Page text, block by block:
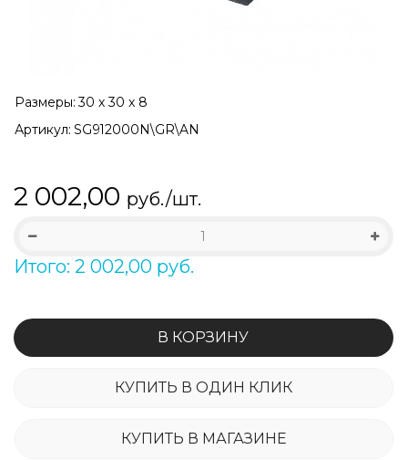
Размеры: 30 x 30 x 8
Артикул: SG912000N\GR\AN
2 002,00 руб./шт.
Итого: 2 002,00 руб.
В КОРЗИНУ
КУПИТЬ В ОДИН КЛИК
КУПИТЬ В МАГАЗИНЕ